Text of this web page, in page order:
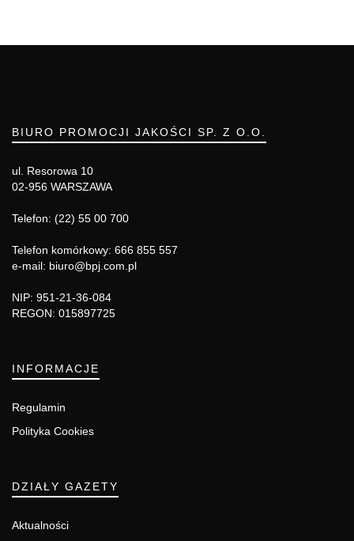
BIURO PROMOCJI JAKOŚCI SP. Z O.O.
ul. Resorowa 10
02-956 WARSZAWA
Telefon: (22) 55 00 700
Telefon komórkowy: 666 855 557
e-mail: biuro@bpj.com.pl
NIP: 951-21-36-084
REGON: 015897725
INFORMACJE
Regulamin
Polityka Cookies
DZIAŁY GAZETY
Aktualności